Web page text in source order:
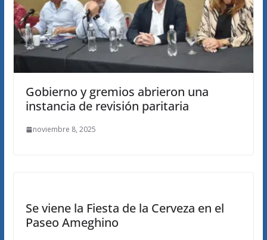
Gobierno y gremios abrieron una
instancia de revisión paritaria
noviembre 8, 2025
Se viene la Fiesta de la Cerveza en el
Paseo Ameghino